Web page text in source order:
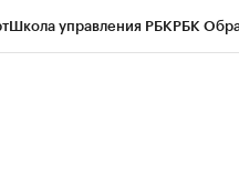
Школа управления РБКРБК